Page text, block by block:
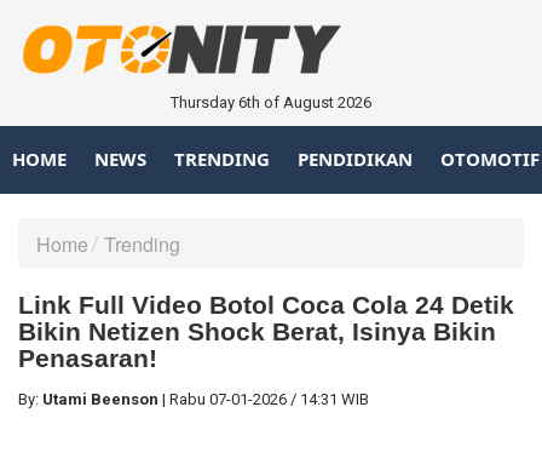
Thursday 6th of August 2026
HOME NEWS TRENDING PENDIDIKAN OTOMOTIF
Home Trending
Link Full Video Botol Coca Cola 24 Detik
Bikin Netizen Shock Berat, Isinya Bikin
Penasaran!
By: Utami Beenson | Rabu 07-01-2026 / 14:31 WIB